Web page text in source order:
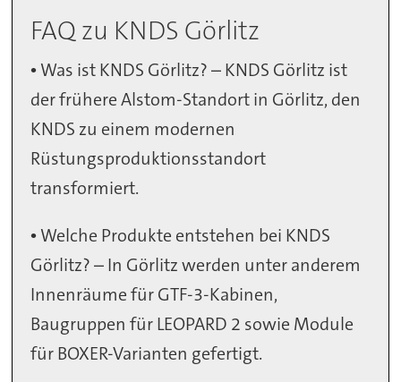
FAQ zu KNDS Görlitz
• Was ist KNDS Görlitz? – KNDS Görlitz ist
der frühere Alstom-Standort in Görlitz, den
KNDS zu einem modernen
Rüstungsproduktionsstandort
transformiert.
• Welche Produkte entstehen bei KNDS
Görlitz? – In Görlitz werden unter anderem
Innenräume für GTF-3-Kabinen,
Baugruppen für LEOPARD 2 sowie Module
für BOXER-Varianten gefertigt.